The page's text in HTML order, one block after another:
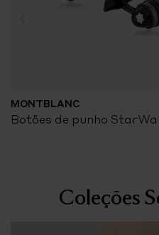
MONTBLANC
Botões de punho
Coleções